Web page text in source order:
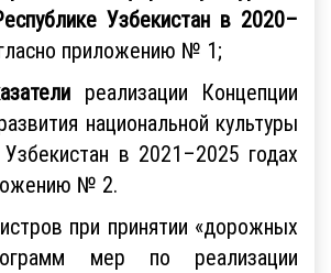
Узбекистан в 2020–
приложению № 1;
реализации Концепции
национальной культуры
в 2021–2025 годах
№ 2.
при принятии «дорожных
мер по реализации